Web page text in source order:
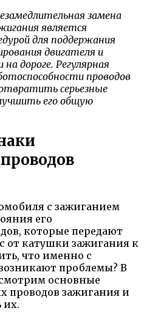
замена
является
для поддержания
двигателя и
на дороге. Регулярная
проводов
серьезные
его общую
с зажиганием
его
которые передают
от катушки зажигания к
что именно с
проблемы? В
основные
проводов зажигания и
их.